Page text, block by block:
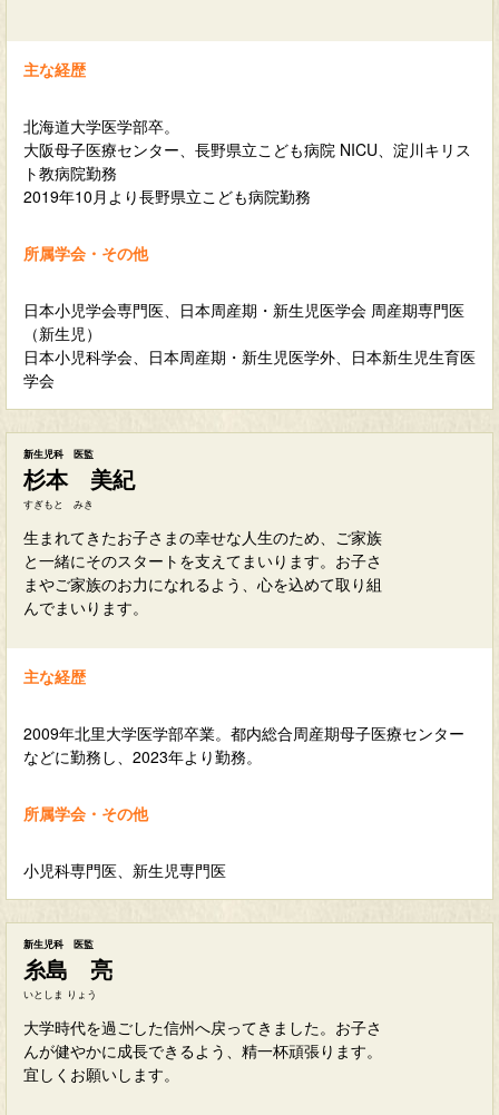
主な経歴
北海道大学医学部卒。
大阪母子医療センター、長野県立こども病院 NICU、淀川キリス
ト教病院勤務
2019年10月より長野県立こども病院勤務
所属学会・その他
日本小児学会専門医、日本周産期・新生児医学会 周産期専門医
（新生児）
日本小児科学会、日本周産期・新生児医学外、日本新生児生育医
学会
新生児科 医監
杉本 美紀
すぎもと みき
生まれてきたお子さまの幸せな人生のため、ご家族
と一緒にそのスタートを支えてまいります。お子さ
まやご家族のお力になれるよう、心を込めて取り組
んでまいります。
主な経歴
2009年北里大学医学部卒業。都内総合周産期母子医療センター
などに勤務し、2023年より勤務。
所属学会・その他
小児科専門医、新生児専門医
新生児科 医監
糸島 亮
いとしま りょう
大学時代を過ごした信州へ戻ってきました。お子さ
んが健やかに成長できるよう、精一杯頑張ります。
宜しくお願いします。